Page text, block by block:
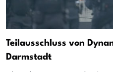
Teilausschluss von
Darmstadt